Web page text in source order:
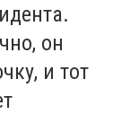
он
и тот